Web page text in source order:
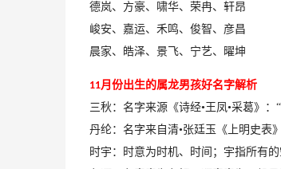
德岚、方豪、啸华、荣冉、 轩昂
峻安、嘉运、禾鸣、俊智、彦昌
晨家、皓泽、景飞、宁艺、
曜坤
11月份出生的属龙男孩好名字解析
三秋：名字来源《诗经•王凤•采葛》：
丹纶：名字来自清•张廷玉《上明史表
时宇：时意为时机、时间；宇指所有的